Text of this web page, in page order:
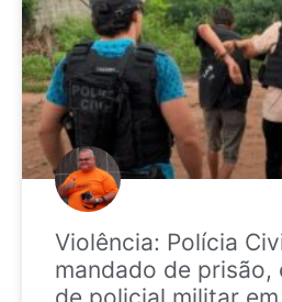
Violência: Polícia
mandado de prisão,